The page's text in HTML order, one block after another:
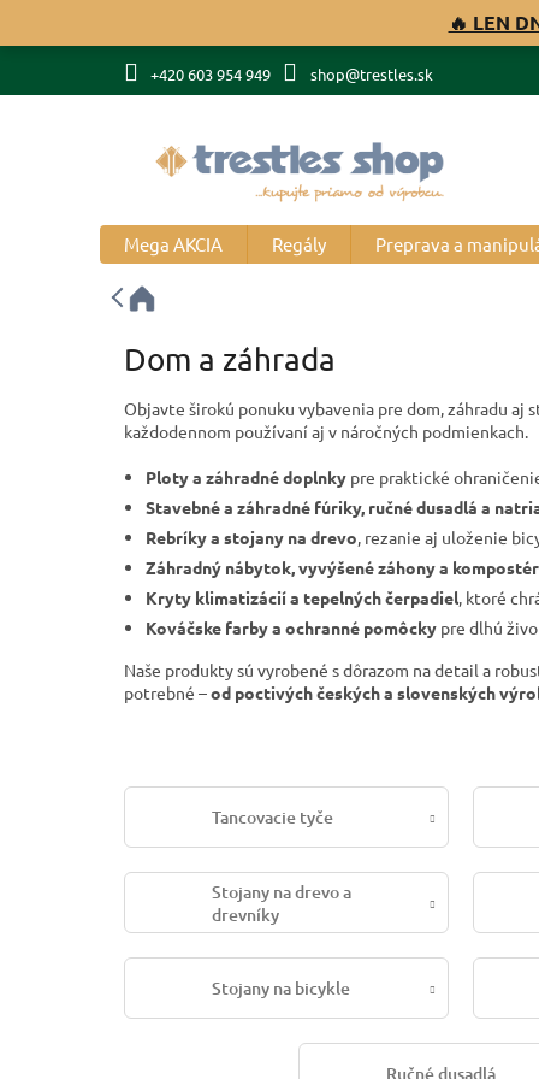
🔥 LEN
+420 603 954 949 shop@trestles.sk
Mega AKCIA Regály Preprava a
Dom a záhrada
Objavte širokú ponuku vybavenia pre dom, záhradu aj
každodennom používaní aj v náročných podmienkach.
Ploty a záhradné doplnky pre praktické
Stavebné a záhradné fúriky, ručné dusadlá a
Rebríky a stojany na drevo, rezanie aj uloženie
Záhradný nábytok, vyvýšené záhony a
Kryty klimatizácií a tepelných čerpadiel, ktoré
Kováčske farby a ochranné pomôcky pre dlhú
Naše produkty sú vyrobené s dôrazom na detail a
potrebné –od poctivých českých a slovenských
Tancovacie tyče
Stojany na drevo a
drevníky
Stojany na bicykle
Ručné dusadlá